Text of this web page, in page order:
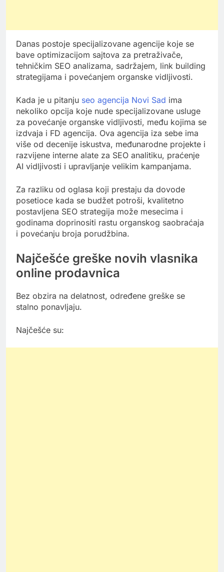
Danas postoje specijalizovane agencije koje se
bave optimizacijom sajtova za pretraživače,
tehničkim SEO analizama, sadržajem, link building
strategijama i povećanjem organske vidljivosti.
Kada je u pitanju seo agencija Novi Sad ima
nekoliko opcija koje nude specijalizovane usluge
za povećanje organske vidljivosti, među kojima se
izdvaja i FD agencija. Ova agencija iza sebe ima
više od decenije iskustva, međunarodne projekte i
razvijene interne alate za SEO analitiku, praćenje
AI vidljivosti i upravljanje velikim kampanjama.
Za razliku od oglasa koji prestaju da dovode
posetioce kada se budžet potroši, kvalitetno
postavljena SEO strategija može mesecima i
godinama doprinositi rastu organskog saobraćaja
i povećanju broja porudžbina.
Najčešće greške novih vlasnika
online prodavnica
Bez obzira na delatnost, određene greške se
stalno ponavljaju.
Najčešće su: